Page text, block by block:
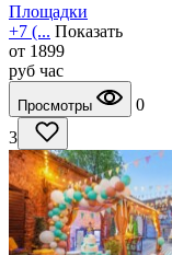
Площадки
+7 (... Показать
от 1899
руб час
Просмотры
0
3